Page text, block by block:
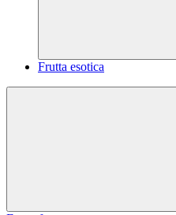
Frutta esotica